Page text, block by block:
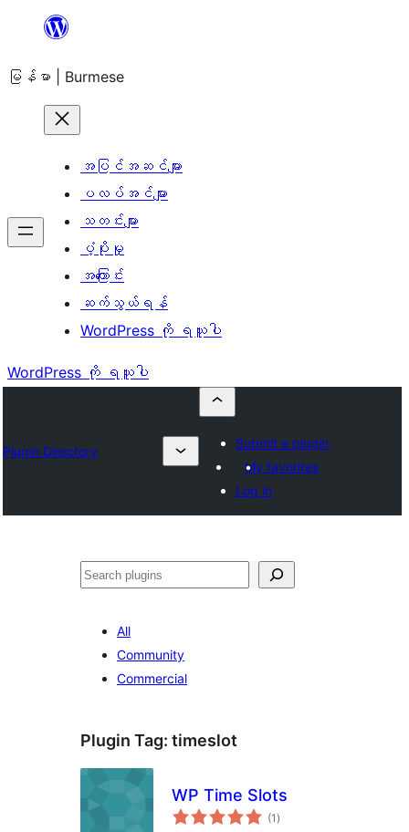
အကြောင်းအရာ
ကျော်သွား
မြန်မာ | Burmese
အပြင်အဆင်များ
ပလပ်အင်များ
သတင်းများ
ပံ့ပိုးမှု
အကြောင်း
ဆက်သွယ်ရန်
WordPress ကို ရယူပါ
WordPress ကို ရယူပါ
Plugin Directory
Submit a plugin
My favorites
Log in
ရှာ
All
Community
Commercial
Plugin Tag: timeslot
WP Time Slots
(1 total
ratings
)